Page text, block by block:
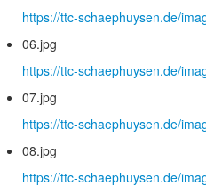
https://ttc-schaephuysen.de/
06.jpg
https://ttc-schaephuysen.de/
07.jpg
https://ttc-schaephuysen.de/
08.jpg
https://ttc-schaephuysen.de/